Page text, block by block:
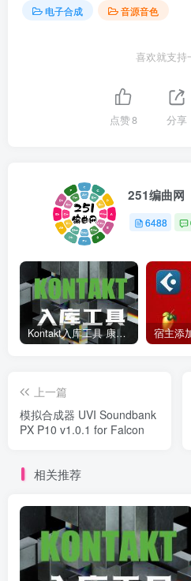
电子合成 音源音色
喜欢就支持
点赞8 分享
251编曲网
6488
Kontakt入库工具 康泰克入库教程
上一篇
模拟合成器 UVI Soundbank
PX P10 v1.0.1 for Falcon
相关推荐